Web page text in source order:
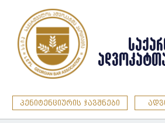
პენიტენციურის ჯავშნები